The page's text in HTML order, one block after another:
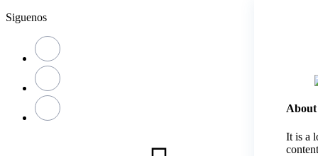
About
It is a
Skip
content
Siguenos